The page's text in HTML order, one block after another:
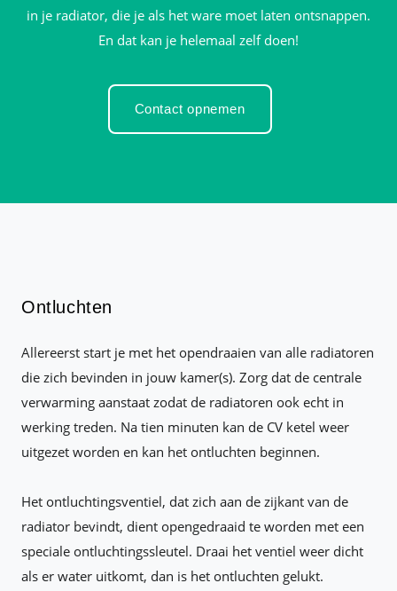
in je radiator, die je als het ware moet laten ontsnappen.
En dat kan je helemaal zelf doen!
Contact opnemen
Ontluchten
Allereerst start je met het opendraaien van alle radiatoren
die zich bevinden in jouw kamer(s). Zorg dat de centrale
verwarming aanstaat zodat de radiatoren ook echt in
werking treden. Na tien minuten kan de CV ketel weer
uitgezet worden en kan het ontluchten beginnen.
Het ontluchtingsventiel, dat zich aan de zijkant van de
radiator bevindt, dient opengedraaid te worden met een
speciale ontluchtingssleutel. Draai het ventiel weer dicht
als er water uitkomt, dan is het ontluchten gelukt.